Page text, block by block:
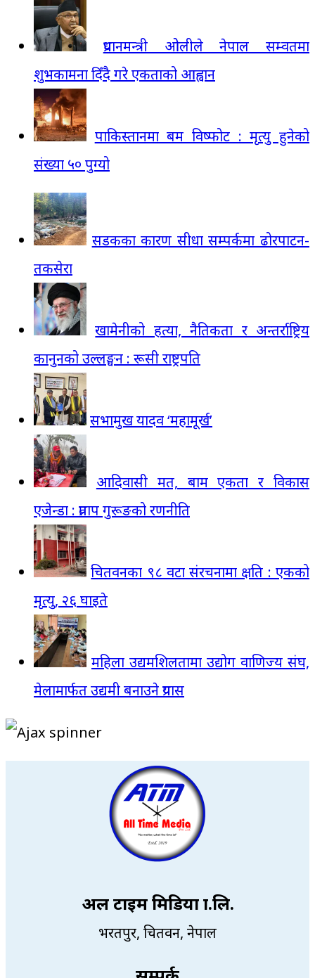
प्रधानमन्त्री ओलीले नेपाल सम्वतमा
शुभकामना दिँदै गरे एकताको आह्वान
पाकिस्तानमा बम विष्फोट : मृत्यु हुनेको
संख्या ५० पुग्यो
सडकका कारण सीधा सम्पर्कमा ढोरपाटन-
तकसेरा
खामेनीको हत्या, नैतिकता र अन्तर्राष्ट्रिय
कानुनको उल्लङ्घन : रूसी राष्ट्रपति
सभामुख यादव ‘महामूर्ख’
आदिवासी मत, बाम एकता र विकास
एजेन्डा : प्रताप गुरूङको रणनीति
चितवनका ९८ वटा संरचनामा क्षति : एकको
मृत्यु, २६ घाइते
महिला उद्यमशिलतामा उद्योग वाणिज्य संघ,
मेलामार्फत उद्यमी बनाउने प्रयास
अल टाइम मिडिया प्रा.लि.
भरतपुर, चितवन, नेपाल